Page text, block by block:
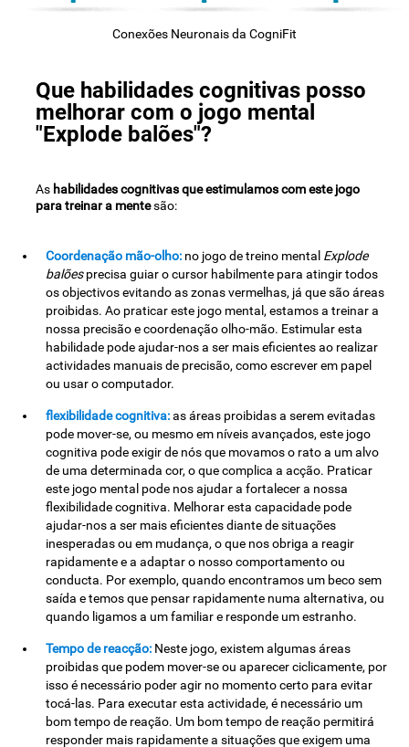
Conexões Neuronais da CogniFit
Que habilidades cognitivas posso
melhorar com o jogo mental
"Explode balões"?
As habilidades cognitivas que estimulamos com este jogo
para treinar a mentesão:
Coordenação mão-olho: no jogo de treino mental Explode
balõesprecisa guiar o cursor habilmente para atingir todos
os objectivos evitando as zonas vermelhas, já que são áreas
proibidas. Ao praticar este jogo mental, estamos a treinar a
nossa precisão e coordenação olho-mão. Estimular esta
habilidade pode ajudar-nos a ser mais eficientes ao realizar
actividades manuais de precisão, como escrever em papel
ou usar o computador.
flexibilidade cognitiva:as áreas proibidas a serem evitadas
pode mover-se, ou mesmo em níveis avançados, este jogo
cognitiva pode exigir de nós que movamos o rato a um alvo
de uma determinada cor, o que complica a acção. Praticar
este jogo mental pode nos ajudar a fortalecer a nossa
flexibilidade cognitiva. Melhorar esta capacidade pode
ajudar-nos a ser mais eficientes diante de situações
inesperadas ou em mudança, o que nos obriga a reagir
rapidamente e a adaptar o nosso comportamento ou
conducta. Por exemplo, quando encontramos um beco sem
saída e temos que pensar rapidamente numa alternativa, ou
quando ligamos a um familiar e responde um estranho.
Tempo de reacção: Neste jogo, existem algumas áreas
proibidas que podem mover-se ou aparecer ciclicamente, por
isso é necessário poder agir no momento certo para evitar
tocá-las. Para executar esta actividade, é necessário um
bom tempo de reação. Um bom tempo de reação permitirá
responder mais rapidamente a situações que exigem uma